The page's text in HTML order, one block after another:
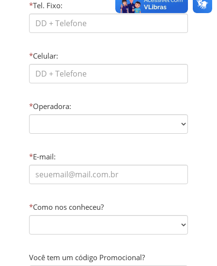
*Tel. Fixo:
*Celular:
*Operadora:
*E-mail:
*Como nos conheceu?
Você tem um código Promocional?